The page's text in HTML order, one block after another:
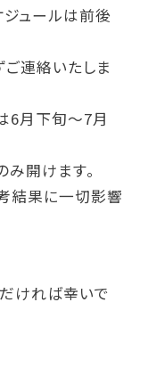
ュールは前後
連絡いたしま
6月下旬～7月
開けます。
結果に一切影響
ければ幸いで